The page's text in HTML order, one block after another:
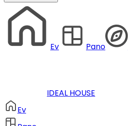
Ev Pano
IDEAL HOUSE
Ev